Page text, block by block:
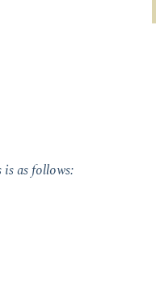
as follows: